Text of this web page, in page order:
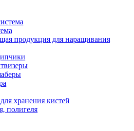
продукция для наращивания
хранения кистей
полигеля